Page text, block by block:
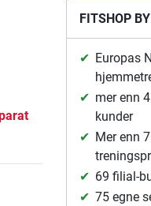
FITSHOP
Europas
mer enn
kunder
Mer enn
69 filial-
75 egne